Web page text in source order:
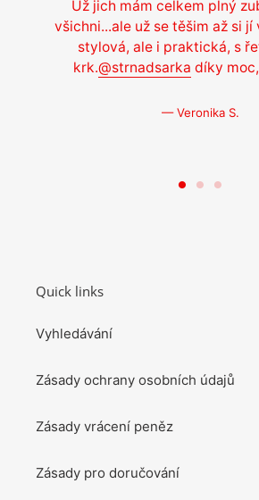
Už jich mám celkem plný
všichni...ale už se těšim až si jí
stylová, ale i praktická, s
krk.@strnadsarka díky
Veronika S.
Quick links
Vyhledávání
Zásady ochrany osobních údajů
Zásady vrácení peněz
Zásady pro doručování